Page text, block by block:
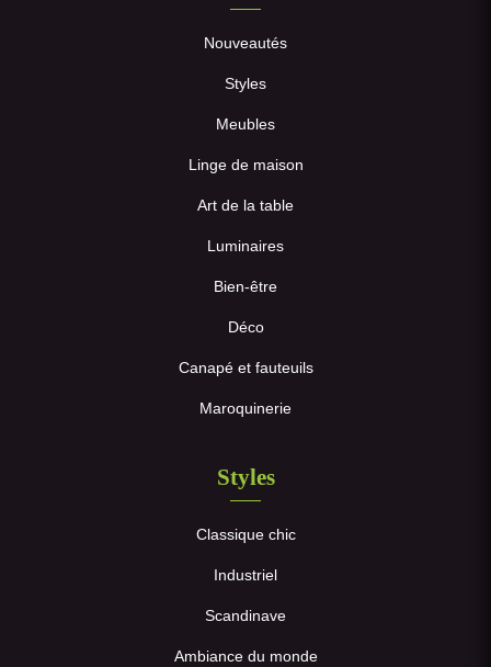
Nouveautés
Styles
Meubles
Linge de maison
Art de la table
Luminaires
Bien-être
Déco
Canapé et fauteuils
Maroquinerie
Styles
Classique chic
Industriel
Scandinave
Ambiance du monde